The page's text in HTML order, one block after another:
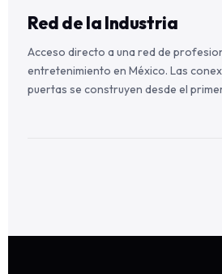
Red de la Industria
Acceso directo a una red de
entretenimiento en México. Las
puertas se construyen desde el